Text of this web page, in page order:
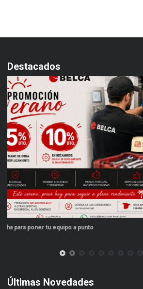
Destacados
Este verano, tus repuestos tienen
Últimas Novedades